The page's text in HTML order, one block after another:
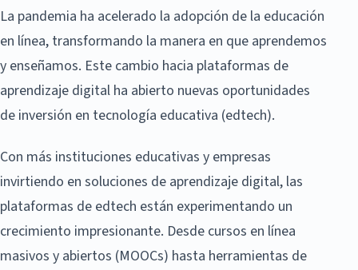
La pandemia ha acelerado la adopción de la educación
en línea, transformando la manera en que aprendemos
y enseñamos. Este cambio hacia plataformas de
aprendizaje digital ha abierto nuevas oportunidades
de inversión en tecnología educativa (edtech).
Con más instituciones educativas y empresas
invirtiendo en soluciones de aprendizaje digital, las
plataformas de edtech están experimentando un
crecimiento impresionante. Desde cursos en línea
masivos y abiertos (MOOCs) hasta herramientas de